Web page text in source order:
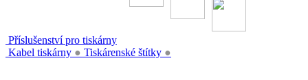
Příslušenství pro tiskárny
Kabel tiskárny ● Tiskárenské štítky ●